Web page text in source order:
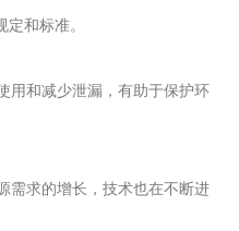
和标准。
和减少泄漏，有助于保护环
求的增长，技术也在不断进